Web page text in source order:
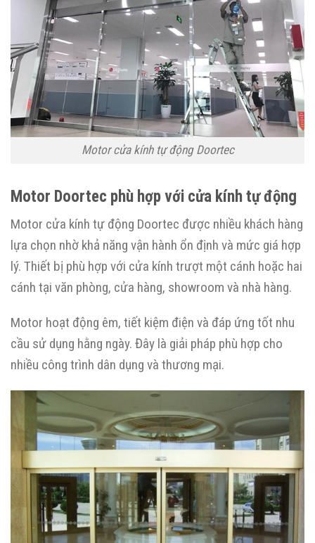
Motor cửa kính tự động Doortec
Motor Doortec phù hợp với cửa kính tự động
Motor cửa kính tự động Doortec được nhiều khách hàng
lựa chọn nhờ khả năng vận hành ổn định và mức giá hợp
lý. Thiết bị phù hợp với cửa kính trượt một cánh hoặc hai
cánh tại văn phòng, cửa hàng, showroom và nhà hàng.
Motor hoạt động êm, tiết kiệm điện và đáp ứng tốt nhu
cầu sử dụng hằng ngày. Đây là giải pháp phù hợp cho
nhiều công trình dân dụng và thương mại.